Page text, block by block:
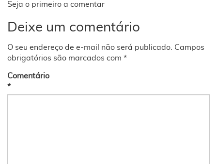
Seja o primeiro a comentar
Deixe um comentário
O seu endereço de e-mail não será publicado. Campos
obrigatórios são marcados com *
Comentário
*